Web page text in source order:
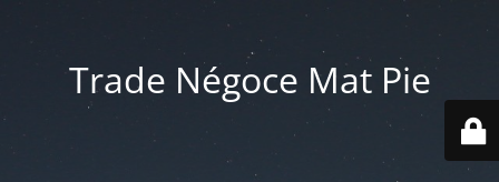
Trade Négoce Mat Pie